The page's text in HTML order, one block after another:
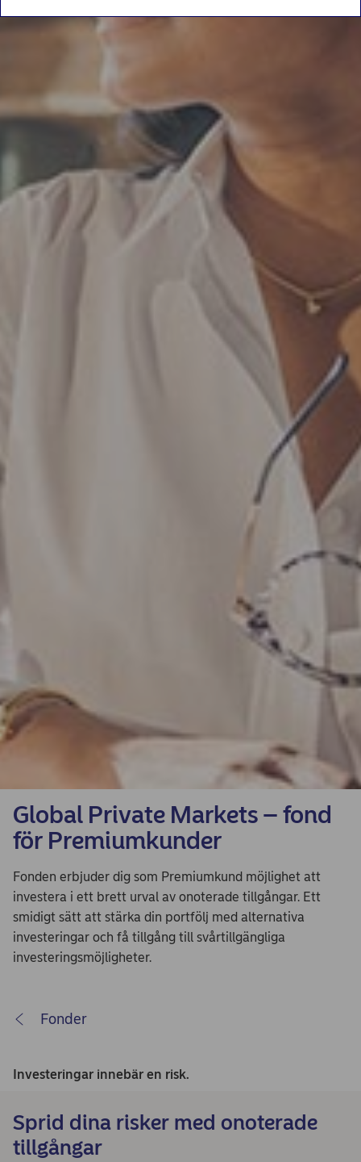
Global Private Markets – fond
för Premiumkunder
Fonden erbjuder dig som Premiumkund möjlighet att
investera i ett brett urval av onoterade tillgångar. Ett
smidigt sätt att stärka din portfölj med alternativa
investeringar och få tillgång till svårtillgängliga
investeringsmöjligheter.
Fonder
Investeringar innebär en risk.
Sprid dina risker med onoterade
tillgångar